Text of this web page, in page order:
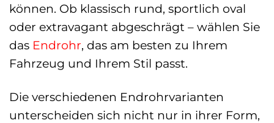
können. Ob klassisch rund, sportlich oval
oder extravagant abgeschrägt – wählen Sie
das Endrohr, das am besten zu Ihrem
Fahrzeug und Ihrem Stil passt.
Die verschiedenen Endrohrvarianten
unterscheiden sich nicht nur in ihrer Form,